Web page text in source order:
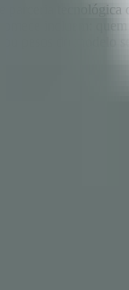
incluem:
pesos do modelo